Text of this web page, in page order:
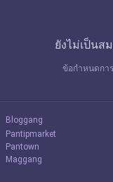
ยังไม่เป็นส
ข้อกำหนดกา
Bloggang
Pantipmarket
Pantown
Maggang